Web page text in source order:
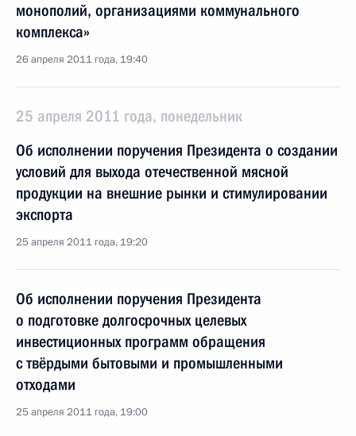
монополий, организациями коммунального
комплекса»
26 апреля 2011 года, 19:40
25 апреля 2011 года, понедельник
Об исполнении поручения Президента о создании
условий для выхода отечественной мясной
продукции на внешние рынки и стимулировании
экспорта
25 апреля 2011 года, 19:20
Об исполнении поручения Президента
о подготовке долгосрочных целевых
инвестиционных программ обращения
с твёрдыми бытовыми и промышленными
отходами
25 апреля 2011 года, 19:00